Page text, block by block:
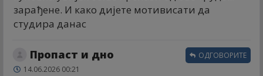
зарађене. И како дијете мотивисати да
студира данас
Пропаст и дно
14.06.2026 00:21
ОДГОВОРИТЕ